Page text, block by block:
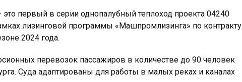
первый в серии однопалубный теплоход проекта 04240
лизинговой программы «Машпромлизинга» по контракту
2024 года.
перевозок пассажиров в количестве до 90 человек
Суда адаптированы для работы в малых реках и каналах